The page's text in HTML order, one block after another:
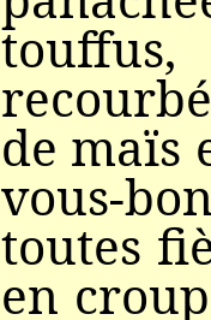
de maïs
vous-
toutes
en